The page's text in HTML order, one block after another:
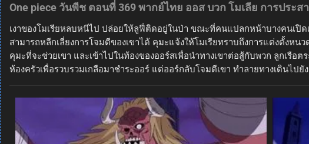
One piece วันพีช ตอนที่ 369 พากย์ไทย ออส บวก โมเลีย การประ
เงาของโมเรียหลบหนีไป ปล่อยให้ลูฟี่ติดอยู่ในป่า ขณะที่คนแปลกหน้าบางคนเปิด
สามารถหลีกเลี่ยงการโจมตีของเขาได้ คุมะแจ้งให้โมเรียทราบถึงการแต่งตั้งห
คุมะที่จะช่วยเขา และเข้าไปในท้องของออร์สเพื่อนำทางเขาต่อสู้กับพวก ลูกเรือ
ห้องครัวเพื่อรวบรวมเกลือมาชำระออร์ แต่ออร์กลับโจมตีเขา ทำลายทางเดินไ